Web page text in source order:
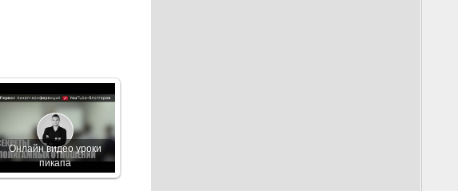
Онлайн видео уроки
пикапа